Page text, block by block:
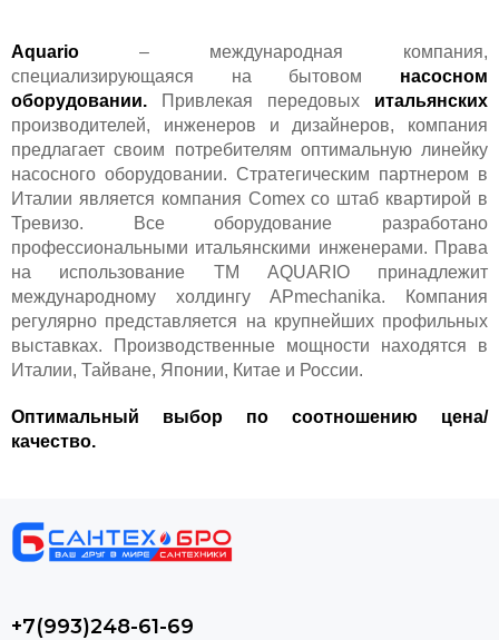
Aquario – международная компания,
специализирующаяся на бытовом насосном
оборудовании. Привлекая передовых итальянских
производителей, инженеров и дизайнеров, компания
предлагает своим потребителям оптимальную линейку
насосного оборудовании. Стратегическим партнером в
Италии является компания Comex со штаб квартирой в
Тревизо. Все оборудование разработано
профессиональными итальянскими инженерами. Права
на использование ТМ AQUARIO принадлежит
международному холдингу APmechanika. Компания
регулярно представляется на крупнейших профильных
выставках. Производственные мощности находятся в
Италии, Тайване, Японии, Китае и России.
Оптимальный выбор по соотношению цена/
качество.
+7(993)248-61-69